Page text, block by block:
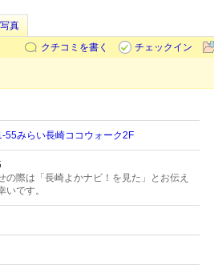
写真
クチコミを書く
チェックイン
55みらい長崎ココウォーク2F
際は「長崎よかナビ！を見た」とお伝え
いです。